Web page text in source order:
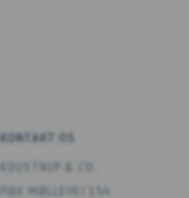
KONTAKT OS
PIBE MØLLEVEJ 13A